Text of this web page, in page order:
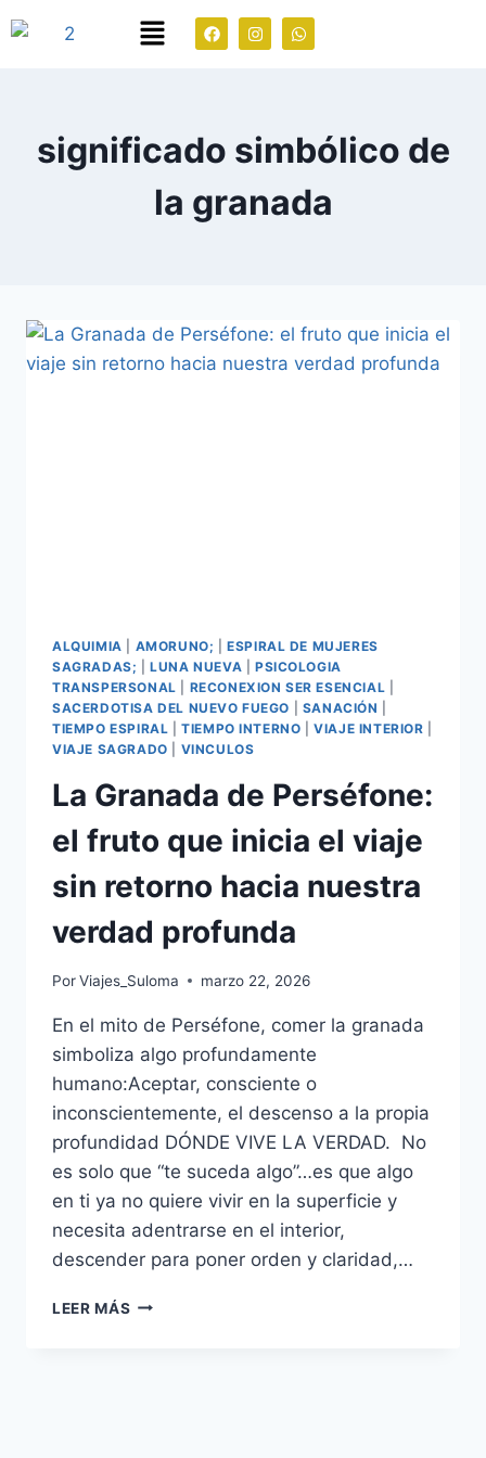
significado simbólico de
la granada
ALQUIMIA AMORUNO; |ESPIRAL DE MUJERES
SAGRADAS; |LUNA NUEVA
PSICOLOGIA
TRANSPERSONAL
RECONEXION SER ESENCIAL
SACERDOTISA DEL NUEVO FUEGO
SANACIÓN
TIEMPO ESPIRAL |TIEMPO INTERNO |VIAJE INTERIOR
VIAJE SAGRADO
VINCULOS
La Granada de Perséfone:
el fruto que inicia el viaje
sin retorno hacia nuestra
verdad profunda
PorViajes_Suloma marzo 22, 2026
En el mito de Perséfone, comer la granada
simboliza algo profundamente
humano:Aceptar, consciente o
inconscientemente, el descenso a la propia
profundidad DÓNDE VIVE LA VERDAD. No
es solo que “te suceda algo”…es que algo
en ti ya no quiere vivir en la superficie y
necesita adentrarse en el interior,
descender para poner orden y claridad,…
LEER MÁS